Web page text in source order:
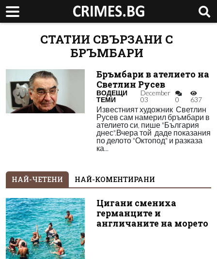
СТАТИИ СВЪРЗАНИ С
БРЪМБАРИ
Бръмбари в ателието на
Светлин Русев
ВОДЕЩИ
ТЕМИ
December
03
0 637
Известният художник Светлин
Русев сам намерил бръмбари в
ателието си, пише "България
днес".Вчера той даде показания
по делото "Октопод" и разказа
ка...
НАЙ-ЧЕТЕНИ НАЙ-КОМЕНТИРАНИ
Цигани смениха
германците и
англичаните на морето